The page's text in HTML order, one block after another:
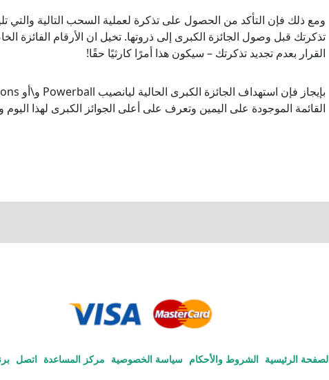
ومع ذلك فإن التأكد من الحصول على تذكرة لعملية السحب التالية والتي
تذكرتك قبل وصول الجائزة الكبرى إلى ذروتها. تخيل ان الأرقام الفائزة
القرار بعدم تجديد تذكرتك – سيكون هذا أمرًا كارثيًا حقًا!
القائمة الموجودة على اليمين وتعرف على أعلى الجوائز الكبرى لهذا اليوم
الصفحة الرئيسية الشروط والأحكام سياسة الخصوصية مركز المساعدة اتصل